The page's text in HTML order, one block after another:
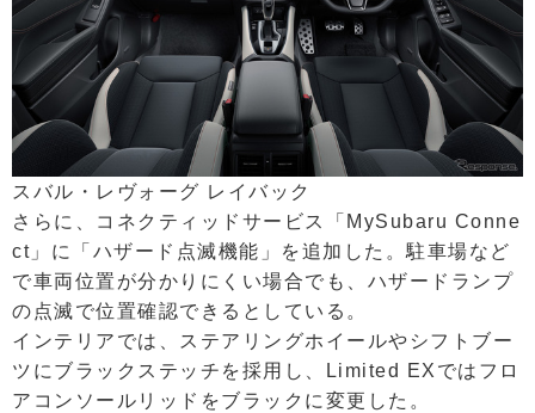
スバル・レヴォーグ レイバック
さらに、コネクティッドサービス「MySubaru Conne
ct」に「ハザード点滅機能」を追加した。駐車場など
で車両位置が分かりにくい場合でも、ハザードランプ
の点滅で位置確認できるとしている。
インテリアでは、ステアリングホイールやシフトブー
ツにブラックステッチを採用し、Limited EXではフロ
アコンソールリッドをブラックに変更した。